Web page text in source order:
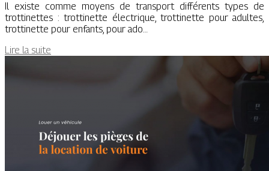
Il existe comme moyens de transport différents types de
trottinettes : trottinette électrique, trottinette pour adultes,
trottinette pour enfants, pour ado…
Lire la suite